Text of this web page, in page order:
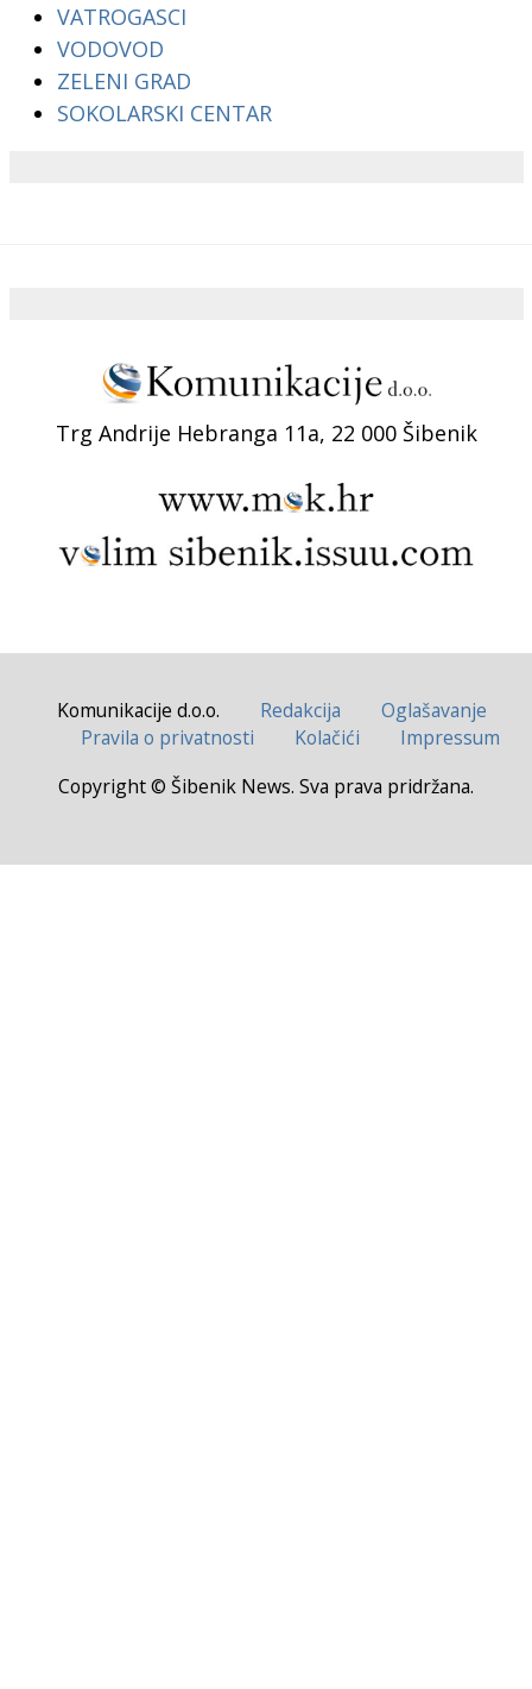
VATROGASCI
VODOVOD
ZELENI GRAD
SOKOLARSKI CENTAR
Trg Andrije Hebranga 11a, 22 000 Šibenik
Komunikacije d.o.o. Redakcija
Oglašavanje
Pravila o privatnosti
Kolačići
Impressum
Copyright © Šibenik News. Sva prava pridržana.